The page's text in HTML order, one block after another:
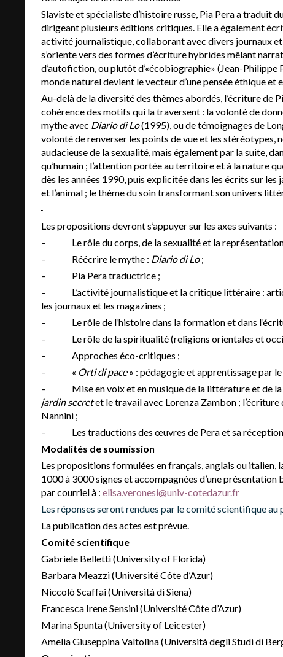
Slaviste et spécialiste d’histoire russe, Pia Pera a traduit
dirigeant plusieurs éditions critiques. Elle a également
activité journalistique, collaborant avec divers journaux
s’oriente vers des formes d’écriture hybrides mêlant
d’autofiction, ou plutôt d’«écobiographie» (Jean-Philippe
monde naturel devient le vecteur d’une pensée éthique et
Au-delà de la diversité des thèmes abordés, l’écriture de
cohérence des motifs qui la traversent : la volonté de
mythe avec Diario di Lo(1995), ou de témoignages de
volonté de renverser les points de vue et les stéréotypes,
audacieuse de la sexualité, mais également par la suite,
qu’humain ; l’attention portée au territoire et à la nature
dès les années 1990, puis explicitée dans les écrits sur
et l’animal ; le thème du soin transformant son univers
Les propositions devront s’appuyer sur les axes suivants :
– Le rôle du corps, de la sexualité et la représentation
– Réécrire le mythe : Diario di Lo;
– Pia Pera traductrice ;
– L’activité journalistique et la critique littéraire :
les journaux et les magazines ;
– Le rôle de l’histoire dans la formation et dans
– Le rôle de la spiritualité (religions orientales et
– Approches éco-critiques ;
– « Orti di pace» : pédagogie et apprentissage par
– Mise en voix et en musique de la littérature et de la
jardin secretet le travail avec Lorenza Zambon ; l’écriture
Nannini ;
– Les traductions des œuvres de Pera et sa réception
Modalités de soumission
Les propositions formulées en français, anglais ou italien,
1000 à 3000 signes et accompagnées d’une
par courriel à : elisa.veronesi@univ-cotedazur.fr
Les réponses seront rendues par le comité scientifique au
La publication des actes est prévue.
Comité scientifique
Gabriele Belletti (University of Florida)
Barbara Meazzi (Université Côte d’Azur)
Niccolò Scaffai (Università di Siena)
Francesca Irene Sensini (Université Côte d’Azur)
Marina Spunta (University of Leicester)
Amelia Giuseppina Valtolina (Università degli Studi di